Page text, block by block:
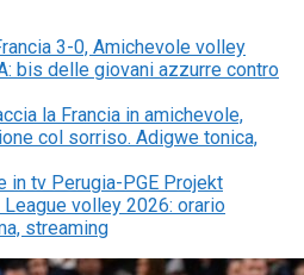
3-0, Amichevole volley
bis delle giovani azzurre contro
la Francia in amichevole,
col sorriso. Adigwe tonica,
in tv Perugia-PGE Projekt
volley 2026: orario
streaming